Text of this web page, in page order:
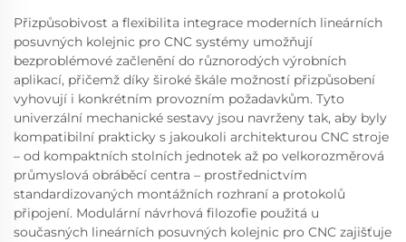
Přizpůsobivost a flexibilita integrace moderních lineárních
posuvných kolejnic pro CNC systémy umožňují
bezproblémové začlenění do různorodých výrobních
aplikací, přičemž díky široké škále možností přizpůsobení
vyhovují i konkrétním provozním požadavkům. Tyto
univerzální mechanické sestavy jsou navrženy tak, aby byly
kompatibilní prakticky s jakoukoli architekturou CNC stroje
– od kompaktních stolních jednotek až po velkorozměrová
průmyslová obráběcí centra – prostřednictvím
standardizovaných montážních rozhraní a protokolů
připojení. Modulární návrhová filozofie použitá u
současných lineárních posuvných kolejnic pro CNC zajišťuje